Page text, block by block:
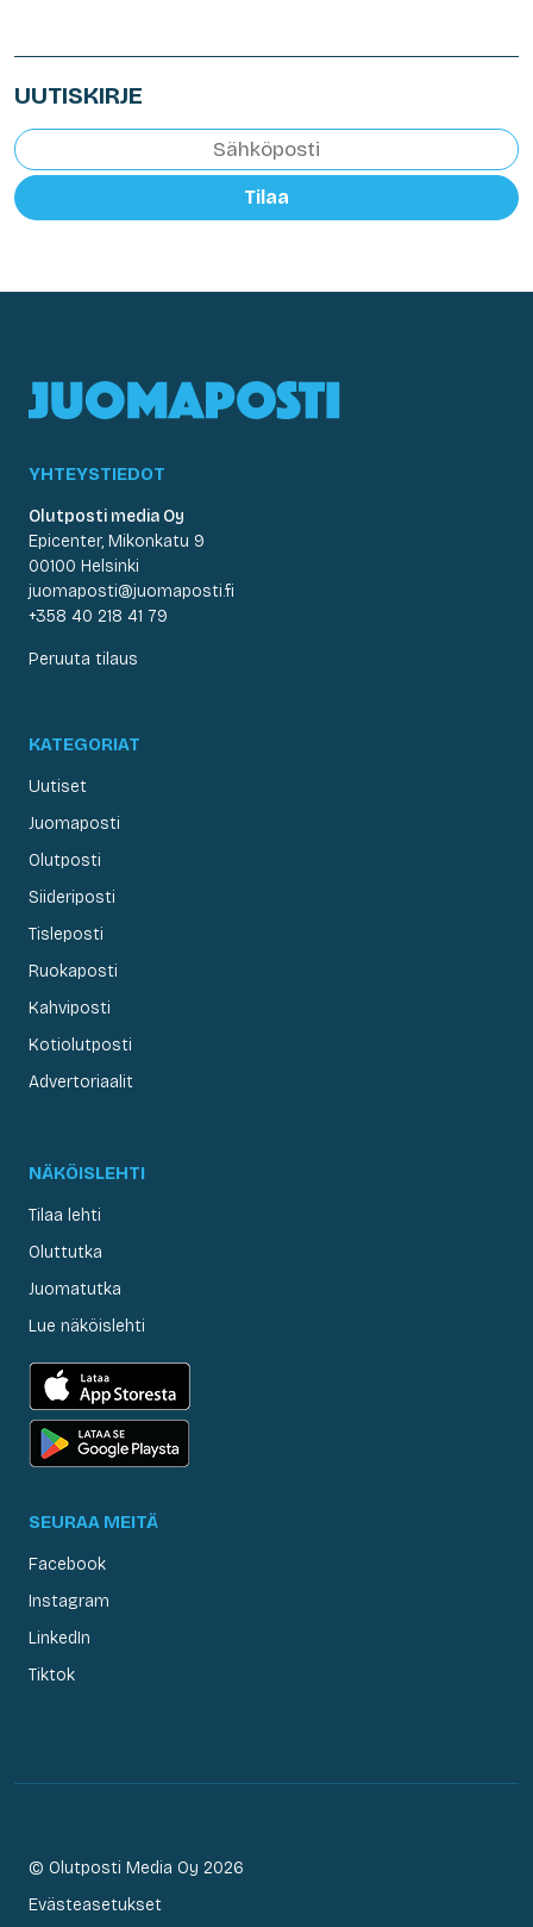
UUTISKIRJE
Tilaa
YHTEYSTIEDOT
Olutposti media Oy
Epicenter, Mikonkatu 9
00100 Helsinki
juomaposti@juomaposti.fi
+358 40 218 41 79
Peruuta tilaus
KATEGORIAT
Uutiset
Juomaposti
Olutposti
Siideriposti
Tisleposti
Ruokaposti
Kahviposti
Kotiolutposti
Advertoriaalit
NÄKÖISLEHTI
Tilaa lehti
Oluttutka
Juomatutka
Lue näköislehti
SEURAA MEITÄ
Facebook
Instagram
LinkedIn
Tiktok
© Olutposti Media Oy 2026
Evästeasetukset